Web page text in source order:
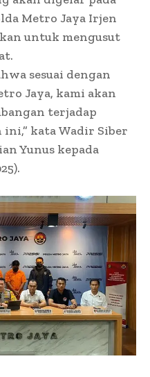
Metro Jaya Irjen
untuk mengusut
sesuai dengan
Jaya, kami akan
terjadap
kata Wadir Siber
Yunus kepada